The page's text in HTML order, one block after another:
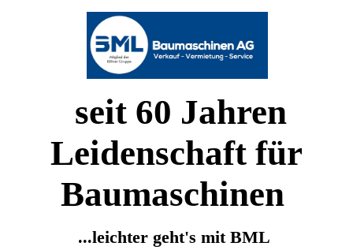
seit 60 Jahren
Leidenschaft für
Baumaschinen
...leichter geht's mit BML